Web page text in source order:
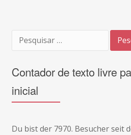
por:
Contador de texto livre
inicial
Du bist der 7970. Besucher seit